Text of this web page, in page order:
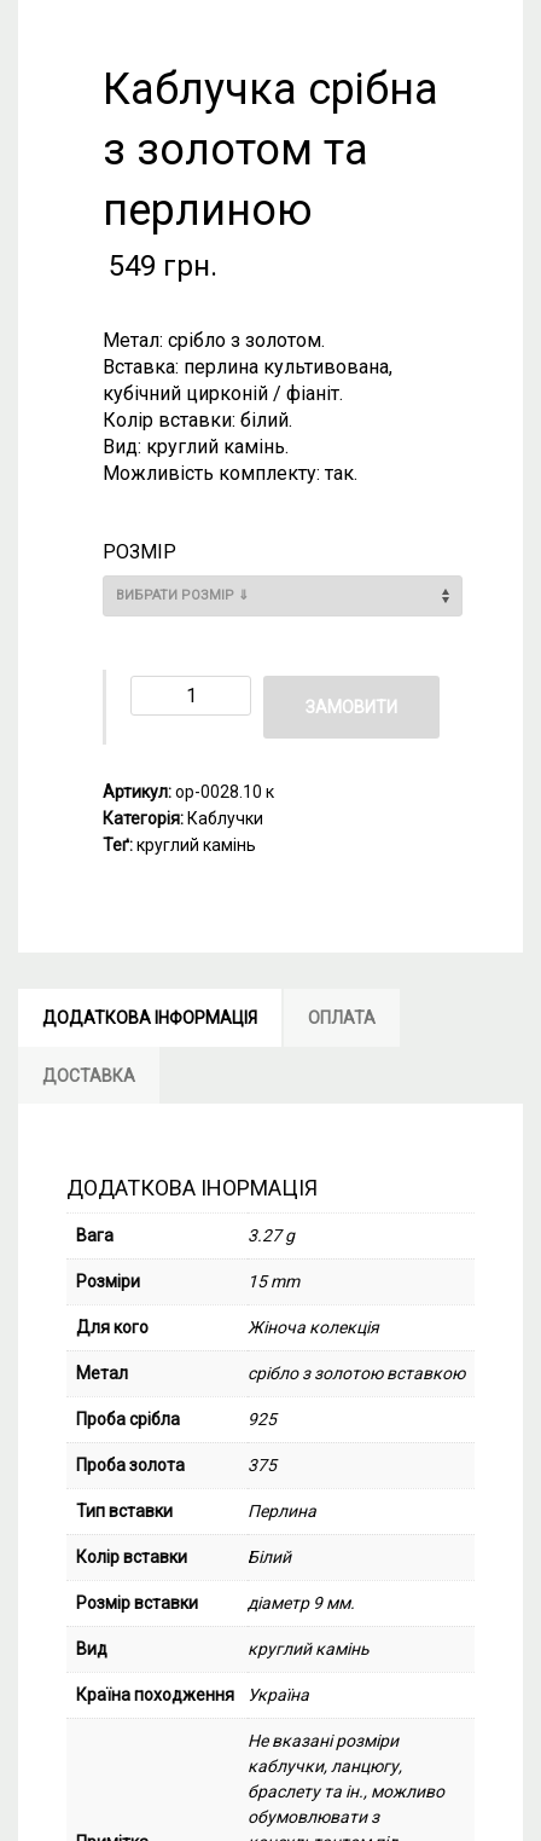
Каблучка срібна
з золотом та
перлиною
549 грн.
Метал: срібло з золотом.
Вставка: перлина культивована,
кубічний цирконій / фіаніт.
Колір вставки: білий.
Вид: круглий камінь.
Можливість комплекту: так.
РОЗМІР
ЗАМОВИТИ
Артикул:ор-0028.10 к
Категорія: Каблучки
Теґ:круглий камінь
ДОДАТКОВА ІНФОРМАЦІЯ ОПЛАТА
ДОСТАВКА
ДОДАТКОВА ІНОРМАЦІЯ
Вага 3.27 g
Розміри 15 mm
Для кого Жіноча колекція
Метал срібло з золотою вставкою
Проба срібла 925
Проба золота 375
Тип вставки Перлина
Колір вставки Білий
Розмір вставки діаметр 9 мм.
Вид круглий камінь
Країна походження Україна
Не вказані розміри
каблучки, ланцюгу,
браслету та ін., можливо
обумовлювати з